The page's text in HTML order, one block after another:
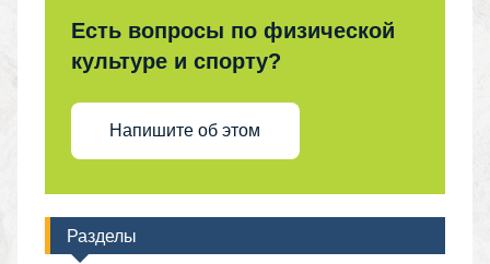
Есть вопросы по физической
культуре и спорту?
Напишите об этом
Разделы